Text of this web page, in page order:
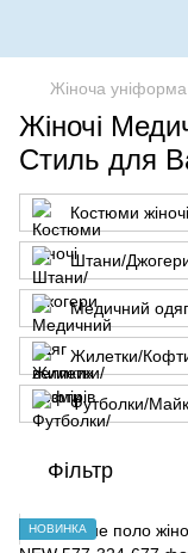
Жіноча уніформа
Жіночі
Стиль для
Костюми жіночі
Штани/
Медичний одяг
Жилетки/
Футболки/
Фільтр
НОВИНКА